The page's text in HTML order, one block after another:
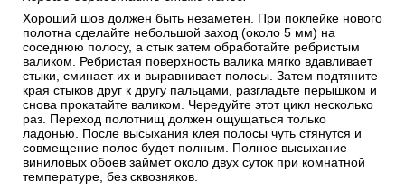
Хороший шов должен быть незаметен. При поклейке нового
полотна сделайте небольшой заход (около 5 мм) на
соседнюю полосу, а стык затем обработайте ребристым
валиком. Ребристая поверхность валика мягко вдавливает
стыки, сминает их и выравнивает полосы. Затем подтяните
края стыков друг к другу пальцами, разгладьте перышком и
снова прокатайте валиком. Чередуйте этот цикл несколько
раз. Переход полотнищ должен ощущаться только
ладонью. После высыхания клея полосы чуть стянутся и
совмещение полос будет полным. Полное высыхание
виниловых обоев займет около двух суток при комнатной
температуре, без сквозняков.